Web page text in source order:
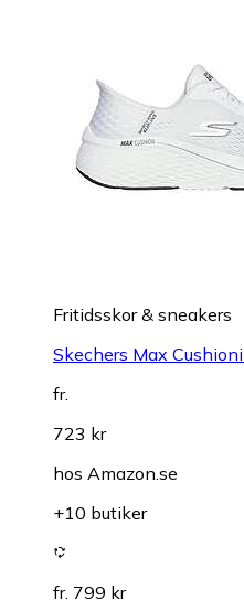
Fritidsskor & sneakers
Skechers Max
fr.
723 kr
hos Amazon.se
+10 butiker
fr. 799 kr